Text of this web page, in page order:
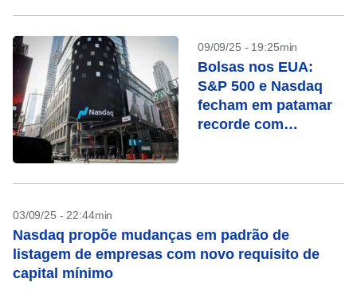
09/09/25 - 19:25min
Bolsas nos EUA:
S&P 500 e Nasdaq
fecham em patamar
recorde com
03/09/25 - 22:44min
Nasdaq propõe mudanças em padrão de
listagem de empresas com novo requisito de
capital mínimo